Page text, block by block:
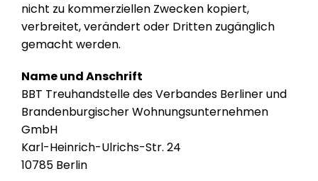
nicht zu kommerziellen Zwecken kopiert,
verbreitet, verändert oder Dritten zugänglich
gemacht werden.
Name und Anschrift
BBT Treuhandstelle des Verbandes Berliner und
Brandenburgischer Wohnungsunternehmen
GmbH
Karl-Heinrich-Ulrichs-Str. 24
10785 Berlin